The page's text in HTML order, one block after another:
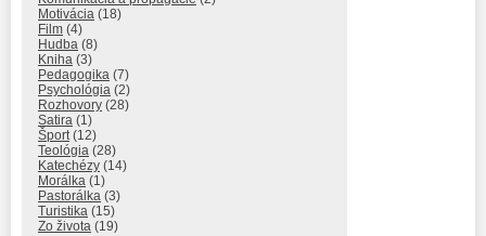
Motivácia (18)
Film (4)
Hudba (8)
Kniha (3)
Pedagogika (7)
Psychológia (2)
Rozhovory (28)
Satira (1)
Šport(12)
Teológia (28)
Katechézy (14)
Morálka (1)
Pastorálka (3)
Turistika (15)
Zo života (19)